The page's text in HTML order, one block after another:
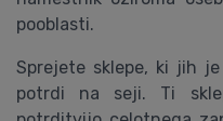
pooblasti.
Sprejete sklepe, ki jih
potrdi na seji. Ti